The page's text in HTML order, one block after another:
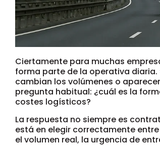
Ciertamente para muchas
forma parte de la operativa
cambian los volúmenes o
pregunta habitual: ¿cuál es la
costes logísticos?
La respuesta no siempre es
está en elegir correctamente
el volumen real, la urgencia de